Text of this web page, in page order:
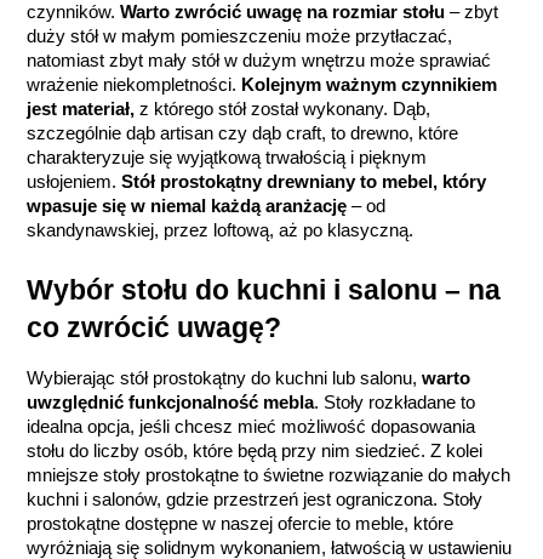
czynników. Warto zwrócić uwagę na rozmiar stołu – zbyt
duży stół w małym pomieszczeniu może przytłaczać,
natomiast zbyt mały stół w dużym wnętrzu może sprawiać
wrażenie niekompletności. Kolejnym ważnym czynnikiem
jest materiał, z którego stół został wykonany. Dąb,
szczególnie dąb artisan czy dąb craft, to drewno, które
charakteryzuje się wyjątkową trwałością i pięknym
usłojeniem. Stół prostokątny drewniany to mebel, który
wpasuje się w niemal każdą aranżację – od
skandynawskiej, przez loftową, aż po klasyczną.
Wybór stołu do kuchni i salonu – na
co zwrócić uwagę?
Wybierając stół prostokątny do kuchni lub salonu, warto
uwzględnić funkcjonalność mebla. Stoły rozkładane to
idealna opcja, jeśli chcesz mieć możliwość dopasowania
stołu do liczby osób, które będą przy nim siedzieć. Z kolei
mniejsze stoły prostokątne to świetne rozwiązanie do małych
kuchni i salonów, gdzie przestrzeń jest ograniczona. Stoły
prostokątne dostępne w naszej ofercie to meble, które
wyróżniają się solidnym wykonaniem, łatwością w ustawieniu